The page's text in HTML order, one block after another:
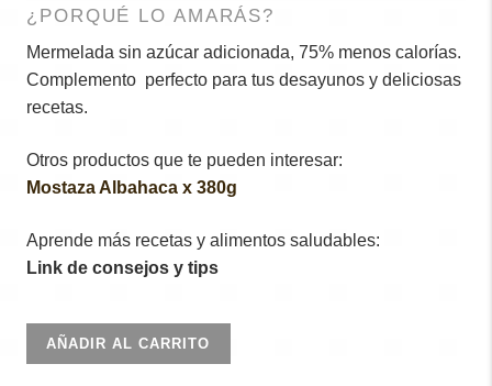
¿PORQUÉ LO AMARÁS?
Mermelada sin azúcar adicionada, 75% menos calorías.
Complemento perfecto para tus desayunos y deliciosas
recetas.
Otros productos que te pueden interesar:
Mostaza Albahaca x 380g
Aprende más recetas y alimentos saludables:
Link de consejos y tips
Mermelada
frutos
AÑADIR AL CARRITO